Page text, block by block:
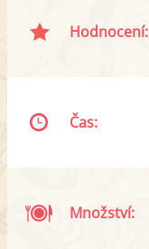
Hodnocení:
Čas:
Množství: